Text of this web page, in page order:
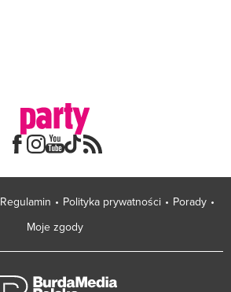
Regulamin Polityka prywatności
Porady
Moje zgody